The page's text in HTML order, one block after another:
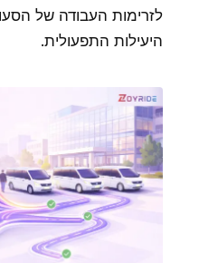
לזרימות העבודה של
היעילות התפעולית.